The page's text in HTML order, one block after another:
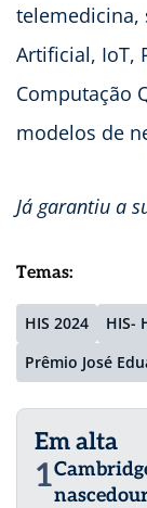
telemedicina,
Artificial, IoT,
Computação
modelos de
Já garantiu a
Temas:
HIS 2024 HIS-
Prêmio José
Em alta
1